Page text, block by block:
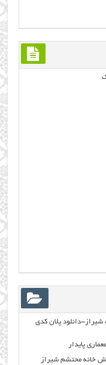
شیراز-دانلود پلان کدی
پایدار
خانه محتشم شیراز